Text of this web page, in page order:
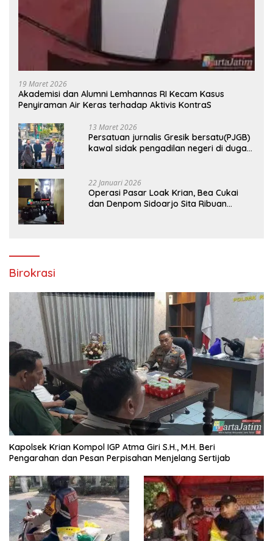
19 Maret 2026
Akademisi dan Alumni Lemhannas RI Kecam Kasus
Penyiraman Air Keras terhadap Aktivis KontraS
13 Maret 2026
Persatuan jurnalis Gresik bersatu(PJGB)
kawal sidak pengadilan negeri di duga
22 Januari 2026
Operasi Pasar Loak Krian, Bea Cukai
dan Denpom Sidoarjo Sita Ribuan
Birokrasi
Kapolsek Krian Kompol IGP Atma Giri S.H., M.H. Beri
Pengarahan dan Pesan Perpisahan Menjelang Sertijab